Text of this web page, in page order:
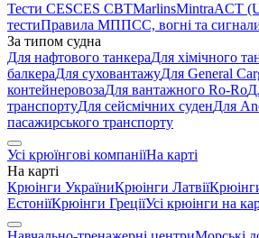
Тести CESCES CBTMarlinsMintraACT
тестиПравила МППСС, вогні та
За типом судна
Для нафтового танкераДля хімічного
балкераДля суховантажуДля General
контейнеровозаДля вантажного Ro-Ro
транспортуДля сейсмічних суденДля
пасажирського транспорту
Усі крюїнгові компаніїНа карті
На карті
Крюінги УкраїниКрюінги Латвії
ЕстоніїКрюінги ГреціїУсі крюінги на